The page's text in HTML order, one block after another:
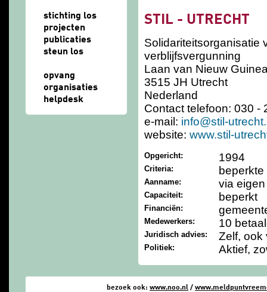
stichting los
projecten
publicaties
steun los
opvang
organisaties
helpdesk
STIL - UTRECHT
Solidariteitsorganisatie
verblijfsvergunning
Laan van Nieuw
3515 JH Utrecht
Nederland
Contact telefoon: 030 -
e-mail: info@stil-
website: www.stil-
Opgericht: 1994
Criteria:
Aanname: via
Capaciteit: beperkt
Financiën:
Medewerkers: 10
Juridisch advies: Zelf, ook
Politiek: Aktief,
bezoek ook: www.noo.nl /